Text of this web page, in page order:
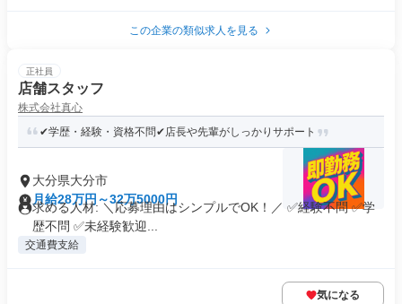
この企業の類似求人を見る
正社員
店舗スタッフ
株式会社真心
✔学歴・経験・資格不問✔店長や先輩がしっかりサポート
大分県大分市
月給28万円～32万5000円
求める人材: ＼応募理由はシンプルでOK！／ ✅経験不問 ✅学
歴不問 ✅未経験歓迎...
交通費支給
気になる